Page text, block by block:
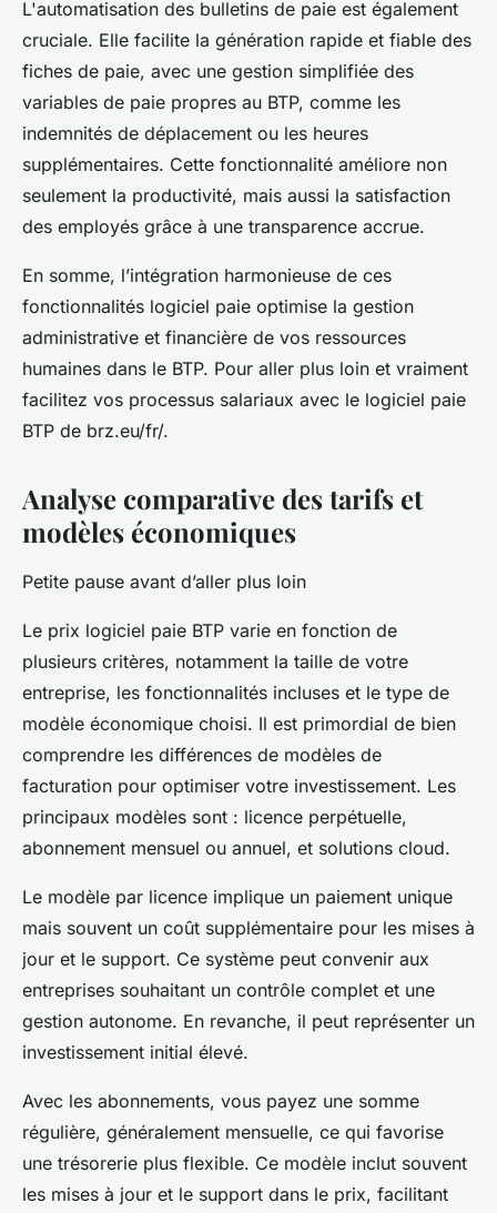
L'automatisation des bulletins de paie est également
cruciale. Elle facilite la génération rapide et fiable des
fiches de paie, avec une gestion simplifiée des
variables de paie propres au BTP, comme les
indemnités de déplacement ou les heures
supplémentaires. Cette fonctionnalité améliore non
seulement la productivité, mais aussi la satisfaction
des employés grâce à une transparence accrue.
En somme, l’intégration harmonieuse de ces
fonctionnalités logiciel paie optimise la gestion
administrative et financière de vos ressources
humaines dans le BTP. Pour aller plus loin et vraiment
facilitez vos processus salariaux avec le logiciel paie
BTP de brz.eu/fr/.
Analyse comparative des tarifs et
modèles économiques
Petite pause avant d’aller plus loin
Le prix logiciel paie BTP varie en fonction de
plusieurs critères, notamment la taille de votre
entreprise, les fonctionnalités incluses et le type de
modèle économique choisi. Il est primordial de bien
comprendre les différences de modèles de
facturation pour optimiser votre investissement. Les
principaux modèles sont : licence perpétuelle,
abonnement mensuel ou annuel, et solutions cloud.
Le modèle par licence implique un paiement unique
mais souvent un coût supplémentaire pour les mises à
jour et le support. Ce système peut convenir aux
entreprises souhaitant un contrôle complet et une
gestion autonome. En revanche, il peut représenter un
investissement initial élevé.
Avec les abonnements, vous payez une somme
régulière, généralement mensuelle, ce qui favorise
une trésorerie plus flexible. Ce modèle inclut souvent
les mises à jour et le support dans le prix, facilitant